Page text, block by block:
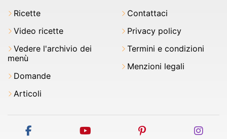
Ricette
Video ricette
Vedere l'archivio dei
menù
Domande
Articoli
Contattaci
Privacy policy
Termini e condizioni
Menzioni legali
facebook youtube pinterest